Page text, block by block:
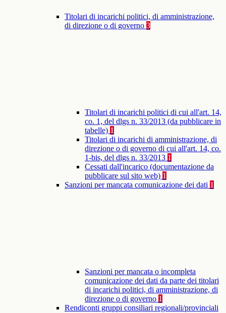
Titolari di incarichi politici, di amministrazione,
di direzione o di governo 3
Titolari di incarichi politici di cui all'art. 14,
co. 1, del dlgs n. 33/2013 (da pubblicare in
tabelle) 1
Titolari di incarichi di amministrazione, di
direzione o di governo di cui all'art. 14, co.
1-bis, del dlgs n. 33/2013 1
Cessati dall'incarico (documentazione da
pubblicare sul sito web) 1
Sanzioni per mancata comunicazione dei dati 1
Sanzioni per mancata o incompleta
comunicazione dei dati da parte dei titolari
di incarichi politici, di amministrazione, di
direzione o di governo 1
Rendiconti gruppi consiliari regionali/provinciali